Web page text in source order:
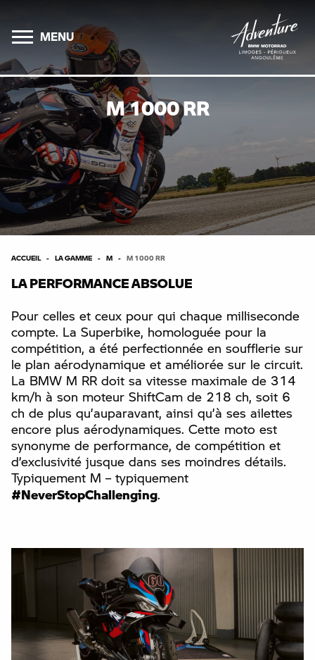
MENU
M 1000 RR
ACCUEIL LA GAMME M M 1000 RR
LA PERFORMANCE ABSOLUE
Pour celles et ceux pour qui chaque milliseconde
compte. La Superbike, homologuée pour la
compétition, a été perfectionnée en soufflerie sur
le plan aérodynamique et améliorée sur le circuit.
La BMW M RR doit sa vitesse maximale de 314
km/h à son moteur ShiftCam de 218 ch, soit 6
ch de plus qu’auparavant, ainsi qu’à ses ailettes
encore plus aérodynamiques. Cette moto est
synonyme de performance, de compétition et
d’exclusivité jusque dans ses moindres détails.
Typiquement M – typiquement
#NeverStopChallenging.